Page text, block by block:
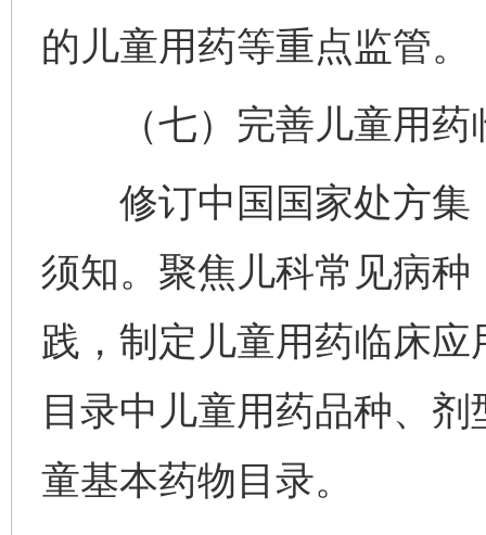
的儿童用药等重点监管。
（七）完善儿童用药
修订中国国家处方集
须知。聚焦儿科常见病
践，制定儿童用药临床
目录中儿童用药品种、
童基本药物目录。